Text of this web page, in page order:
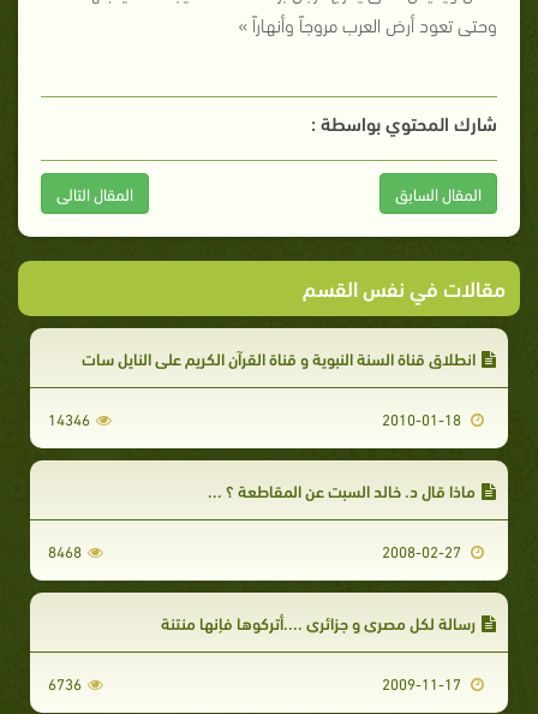
وحتى تعود أرض العرب مروجاً وأنهاراً »
شارك المحتوي بواسطة :
المقال السابق المقال التالى
مقالات في نفس القسم
انطلاق قناة السنة النبوية و قناة القرآن الكريم على النايل سات
14346
ماذا قال د. خالد السبت عن المقاطعة ؟ ...
8468
رسالة لكل مصري و جزائري ....أتركوها فإنها منتنة
6736